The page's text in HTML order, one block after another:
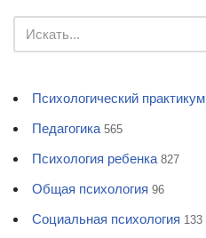
Психологический практикум
Педагогика 565
Психология ребенка 827
Общая психология 96
Социальная психология 133